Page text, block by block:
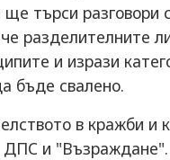
търси разговори
разделителните
и изрази
бъде свалено.
в кражби и
и